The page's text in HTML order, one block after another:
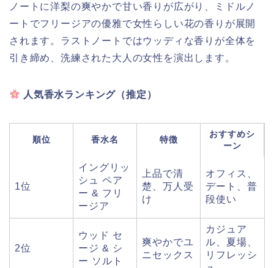
ノートに洋梨の爽やかで甘い香りが広がり、ミドルノ
ートでフリージアの優雅で女性らしい花の香りが展開
されます。ラストノートではウッディな香りが全体を
引き締め、洗練された大人の女性を演出します。
人気香水ランキング（推定）
順位 香水名 特徴
おすすめシ
ーン
1位
イングリッ
シュ ペア
ー & フリ
ージア
上品で清
楚、万人受
け
オフィス、
デート、普
段使い
2位
ウッド セ
ージ & シ
ー ソルト
爽やかでユ
ニセックス
カジュア
ル、夏場、
リフレッシ